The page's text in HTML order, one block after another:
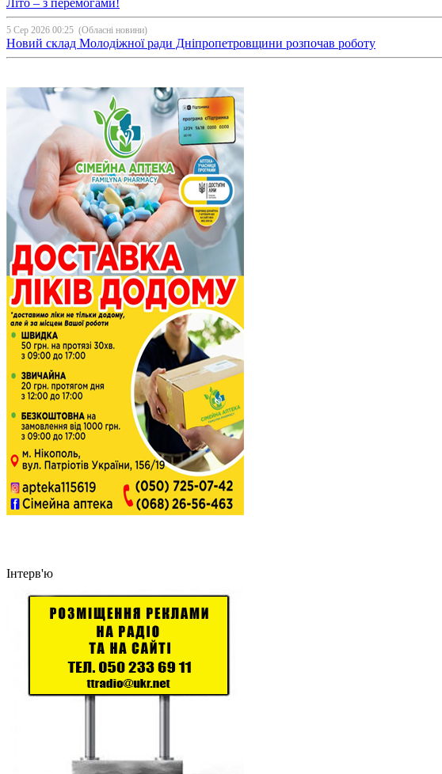
Літо – з перемогами!
5 Сер 2026 00:25 (Обласні новини)
Новий склад Молодіжної ради Дніпропетровщини розпочав роботу
Інтерв'ю